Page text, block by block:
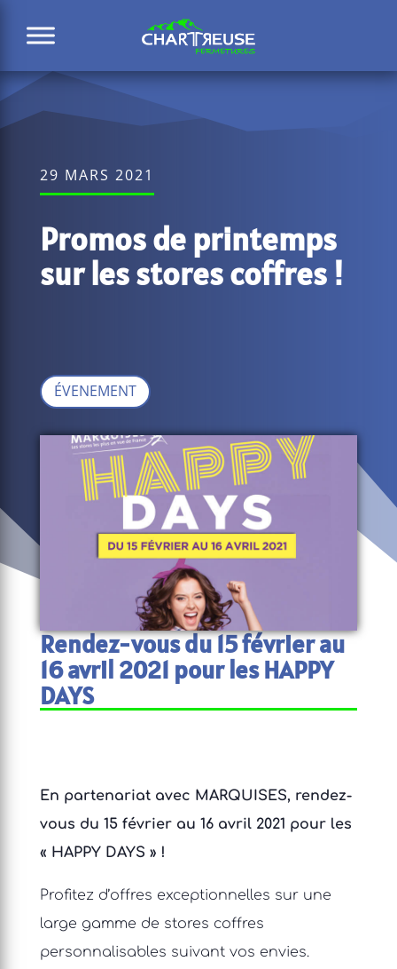
29 MARS 2021
Promos de printemps
sur les stores coffres !
ÉVENEMENT
Rendez-vous du 15 février au
16 avril 2021 pour les HAPPY
DAYS
En partenariat avec MARQUISES, rendez-
vous du 15 février au 16 avril 2021 pour les
« HAPPY DAYS » !
Profitez d’offres exceptionnelles sur une
large gamme de stores coffres
personnalisables suivant vos envies.